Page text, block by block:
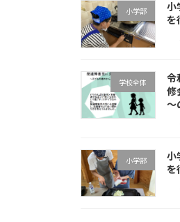
小学部
小
を
学校全体
令
修
～
小学部
小
を